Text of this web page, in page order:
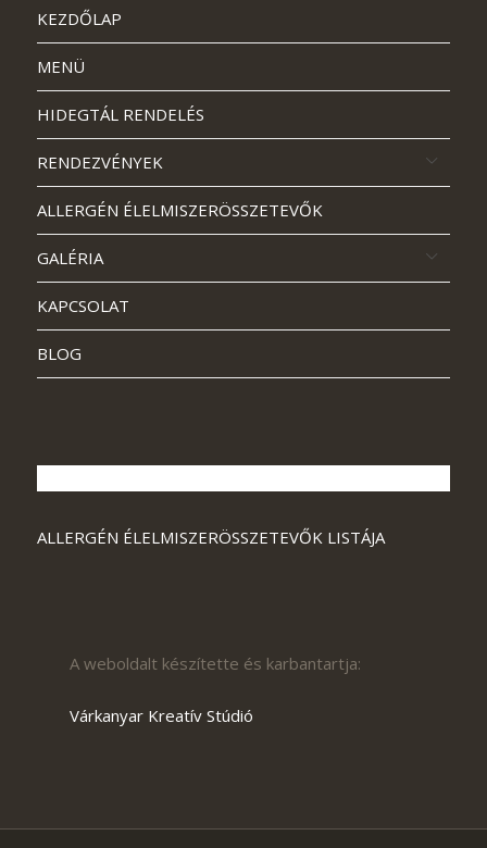
KEZDŐLAP
MENÜ
HIDEGTÁL RENDELÉS
RENDEZVÉNYEK
ALLERGÉN ÉLELMISZERÖSSZETEVŐK
GALÉRIA
KAPCSOLAT
BLOG
ALLERGÉN ÉLELMISZERÖSSZETEVŐK LISTÁJA
A weboldalt készítette és karbantartja:
Várkanyar Kreatív Stúdió